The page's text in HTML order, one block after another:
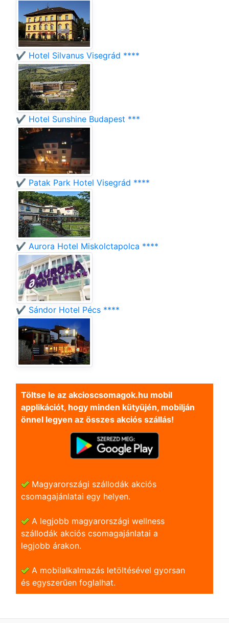
✔️ Hotel Silvanus Visegrád ****
✔️ Hotel Sunshine Budapest ***
✔️ Patak Park Hotel Visegrád ****
✔️ Aurora Hotel Miskolctapolca ****
✔️ Sándor Hotel Pécs ****
Töltse le az akcioscsomagok.hu mobil
applikációt, hogy minden kütyüjén, mobilján
önnel legyen az összes akciós szállás!
Magyarországi szállodák akciós
csomagajánlatai egy helyen.
A legjobb magyarországi wellness
szállodák akciós csomagajánlatai a
legjobb árakon.
A mobilalkalmazás letöltésével gyorsan
és egyszerũen foglalhat.